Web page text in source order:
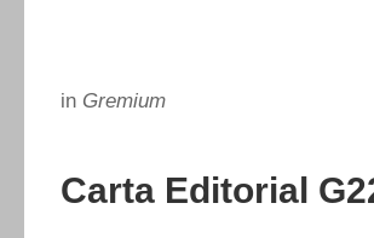
in Gremium
Carta Editorial